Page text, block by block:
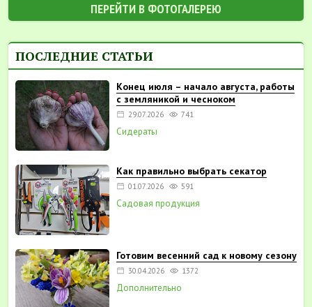
ПЕРЕЙТИ В ФОТОГАЛЕРЕЮ
ПОСЛЕДНИЕ СТАТЬИ
Конец июля – начало августа, работы
с земляникой и чесноком
29.07.2026 741
Сидераты
Как правильно выбрать секатор
01.07.2026 591
Садовая продукция
Готовим весенний сад к новому сезону
30.04.2026 1372
Дополнительно